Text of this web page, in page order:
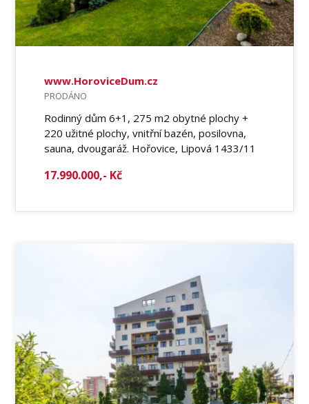
www.HoroviceDum.cz
PRODÁNO
Rodinný dům 6+1, 275 m2 obytné plochy +
220 užitné plochy, vnitřní bazén, posilovna,
sauna, dvougaráž. Hořovice, Lipová 1433/11
17.990.000,- Kč